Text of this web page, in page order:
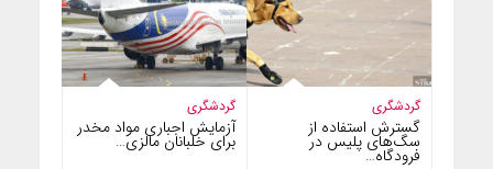
گردشگری
آزمایش اجباری مواد مخدر
برای خلبانان مالزی…
گردشگری
گسترش استفاده از
سگ‌های پلیس در
فرودگاه…